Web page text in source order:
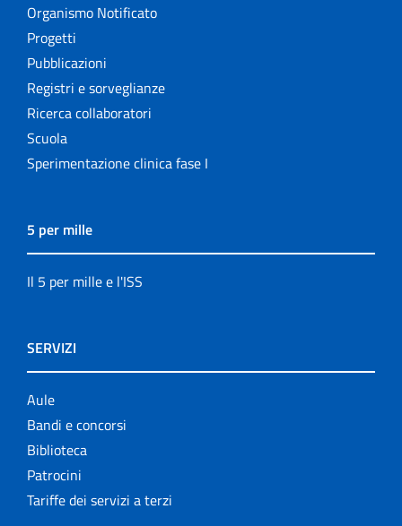
Organismo Notificato
Progetti
Pubblicazioni
Registri e sorveglianze
Ricerca collaboratori
Scuola
Sperimentazione clinica fase I
5 per mille
Il 5 per mille e l'ISS
SERVIZI
Aule
Bandi e concorsi
Biblioteca
Patrocini
Tariffe dei servizi a terzi